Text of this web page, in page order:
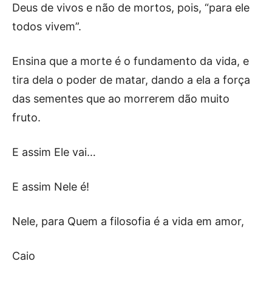
Deus de vivos e não de mortos, pois, “para ele
todos vivem”.
Ensina que a morte é o fundamento da vida, e
tira dela o poder de matar, dando a ela a força
das sementes que ao morrerem dão muito
fruto.
E assim Ele vai…
E assim Nele é!
Nele, para Quem a filosofia é a vida em amor,
Caio